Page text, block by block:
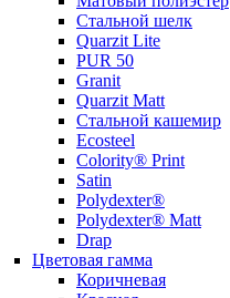
Стальной шелк
Quarzit Lite
PUR 50
Granit
Quarzit Matt
Стальной кашемир
Ecosteel
Colority® Print
Satin
Polydexter®
Polydexter® Matt
Drap
Цветовая гамма
Коричневая